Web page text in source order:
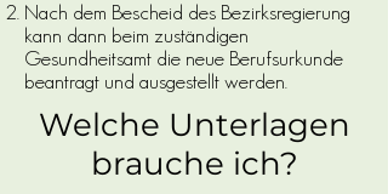
Nach dem Bescheid des Bezirksregierung
kann dann beim zuständigen
Gesundheitsamt die neue Berufsurkunde
beantragt und ausgestellt werden.
Welche Unterlagen
brauche ich?